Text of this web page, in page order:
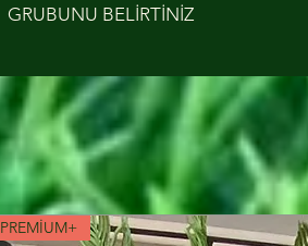
GRUBUNU BELİRTİNİZ
PREMİUM+